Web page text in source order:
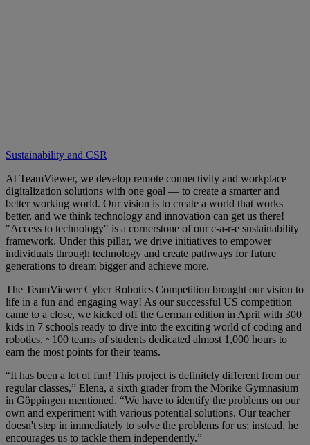
Sustainability and CSR
At TeamViewer, we develop remote connectivity and workplace
digitalization solutions with one goal — to create a smarter and
better working world. Our vision is to create a world that works
better, and we think technology and innovation can get us there!
"Access to technology" is a cornerstone of our c-a-r-e sustainability
framework. Under this pillar, we drive initiatives to empower
individuals through technology and create pathways for future
generations to dream bigger and achieve more.
The TeamViewer Cyber Robotics Competition brought our vision to
life in a fun and engaging way! As our successful US competition
came to a close, we kicked off the German edition in April with 300
kids in 7 schools ready to dive into the exciting world of coding and
robotics. ~100 teams of students dedicated almost 1,000 hours to
earn the most points for their teams.
“It has been a lot of fun! This project is definitely different from our
regular classes,” Elena, a sixth grader from the Mörike Gymnasium
in Göppingen mentioned. “We have to identify the problems on our
own and experiment with various potential solutions. Our teacher
doesn't step in immediately to solve the problems for us; instead, he
encourages us to tackle them independently.”